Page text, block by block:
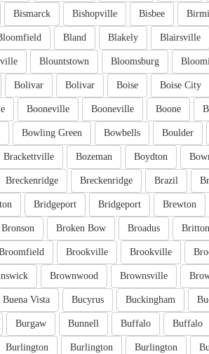
Bisbee
Bishopville
Bismarck
Blairsville
Blakely
Bland
Bloomsburg
Blountstown
Boise City
Boise
Bolivar
Bolivar
Boone
Booneville
Booneville
Boulder
Bowbells
Bowling Green
Boydton
Bozeman
Brackettville
Brazil
Breckenridge
Breckenridge
Brewton
Bridgeport
Bridgeport
Britton
Broadus
Broken Bow
Bronson
Brookville
Brookville
Brownsville
Brownwood
Buckingham
Bucyrus
Buena Vista
Buffalo
Buffalo
Bunnell
Burgaw
Burlington
Burlington
Burlington